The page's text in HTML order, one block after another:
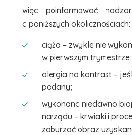
więc poinformować
o poniższych okolicznościach:
ciąża – zwykle nie
w pierwszym trymestrze;
alergia na kontrast –
podany;
wykonana niedawno
narządu – krwiaki i
zaburzać obraz